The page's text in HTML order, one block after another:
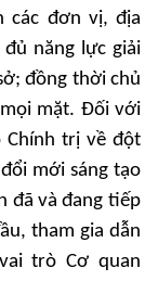
các đơn vị, địa
năng lực giải
đồng thời chủ
mặt. Đối với
Chính trị về đột
mới sáng tạo
đã và đang tiếp
tham gia dẫn
trò Cơ quan